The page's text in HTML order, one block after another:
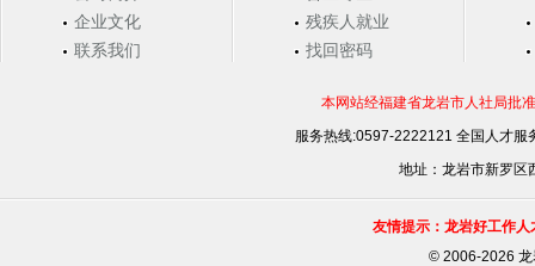
企业文化
联系我们
残疾人就业
找回密码
本网站经福建省龙岩市人社局批
服务热线:0597-2222121 全国人才
地址：龙岩市新罗区
友情提示：龙岩好工作
©2006-2026 龙